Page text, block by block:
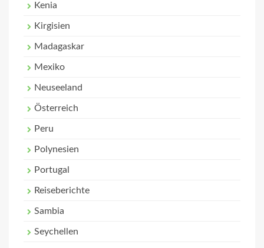
Kenia
Kirgisien
Madagaskar
Mexiko
Neuseeland
Österreich
Peru
Polynesien
Portugal
Reiseberichte
Sambia
Seychellen